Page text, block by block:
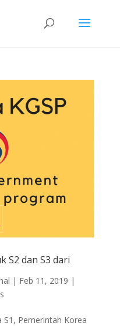
S2 dan S3 dari
| Feb 11, 2019 |
S1, Pemerintah Korea